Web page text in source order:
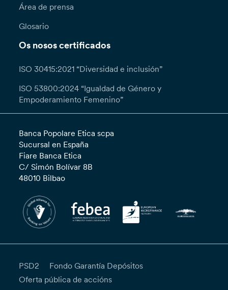
Área de prensa
Glosario
Os nosos certificados
ISO 30415:2021 “Diversidad e inclusión”
ISO 53800:2024 “Igualdad de Género y
Empoderamiento Femenino”
Banca Popolare Etica scpa
Sucursal en España
Fiare Banca Etica
C/ Simón Bolívar 8B
48010 Bilbao
PSD2
Fondo Garantía Depósitos
Oferta pública de accións